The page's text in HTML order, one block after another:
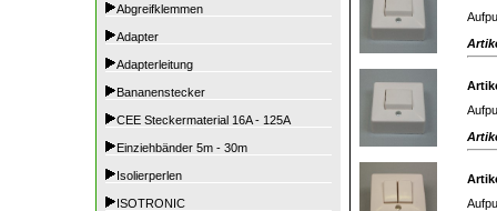
Abgreifklemmen
Adapter
Adapterleitung
Bananenstecker
CEE Steckermaterial 16A - 125A
Einziehbänder 5m - 30m
Isolierperlen
ISOTRONIC